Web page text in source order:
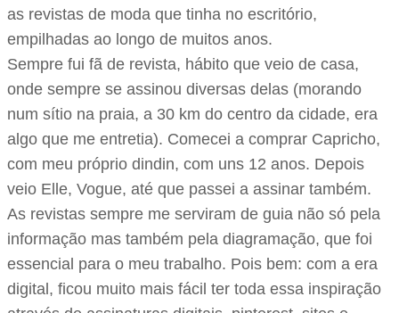
as revistas de moda que tinha no escritório,
empilhadas ao longo de muitos anos.
Sempre fui fã de revista, hábito que veio de casa,
onde sempre se assinou diversas delas (morando
num sítio na praia, a 30 km do centro da cidade, era
algo que me entretia). Comecei a comprar Capricho,
com meu próprio dindin, com uns 12 anos. Depois
veio Elle, Vogue, até que passei a assinar também.
As revistas sempre me serviram de guia não só pela
informação mas também pela diagramação, que foi
essencial para o meu trabalho. Pois bem: com a era
digital, ficou muito mais fácil ter toda essa inspiração